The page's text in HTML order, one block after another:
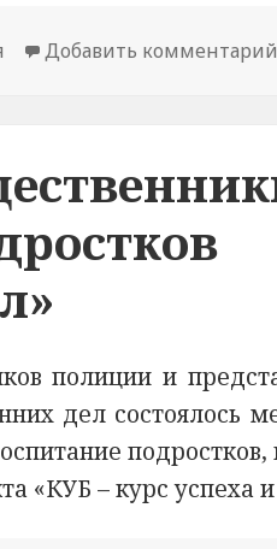
Добавить комментарий
полиции и
дел состоялось
«КУБ – курс успеха и